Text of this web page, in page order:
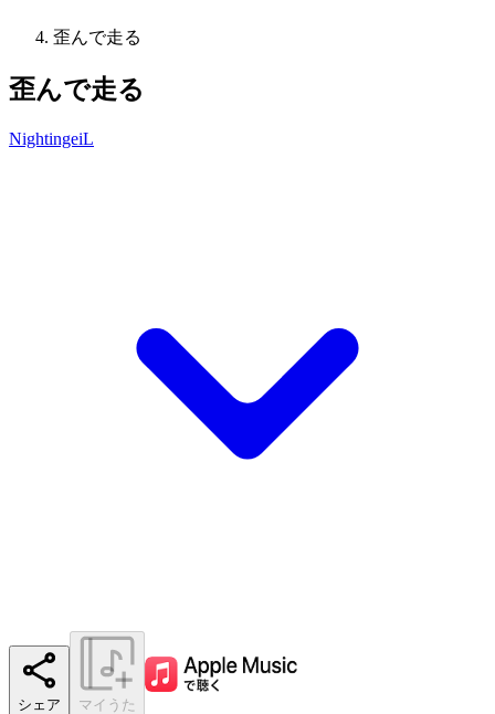
歪んで走る
歪んで走る
NightingeiL
シェア マイうた